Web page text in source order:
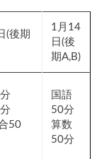
(後期
1月14
日(後
期A,B)
50
国語
50分
算数
50分